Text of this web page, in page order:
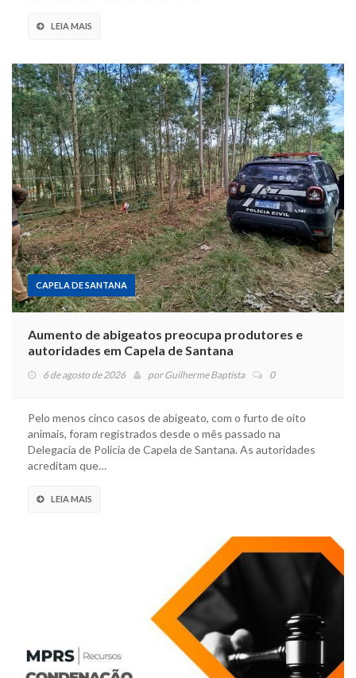
LEIA MAIS
CAPELA DE SANTANA
Aumento de abigeatos preocupa produtores e
autoridades em Capela de Santana
6 de agosto de 2026 porGuilherme Baptista 0
Pelo menos cinco casos de abigeato, com o furto de oito
animais, foram registrados desde o mês passado na
Delegacia de Polícia de Capela de Santana. As autoridades
acreditam que…
LEIA MAIS